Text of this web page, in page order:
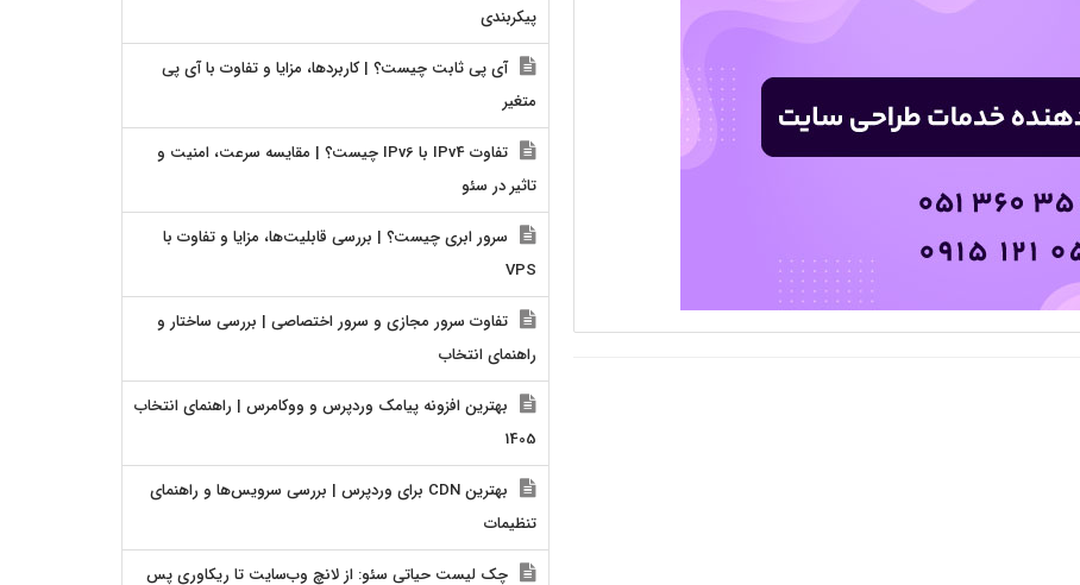
پیکربندی
آی پی ثابت چیست؟ | کاربردها، مزایا و تفاوت با آی پی
متغیر
تفاوت IPv4 با IPv6 چیست؟ | مقایسه سرعت، امنیت و
تاثیر در سئو
سرور ابری چیست؟ | بررسی قابلیت‌ها، مزایا و تفاوت با
VPS
تفاوت سرور مجازی و سرور اختصاصی | بررسی ساختار و
راهنمای انتخاب
بهترین افزونه پیامک وردپرس و ووکامرس | راهنمای انتخاب
1405
بهترین CDN برای وردپرس | بررسی سرویس‌ها و راهنمای
تنظیمات
چک لیست حیاتی سئو: از لانچ وب‌سایت تا ریکاوری پس